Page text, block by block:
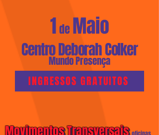
1de Maio
Centro Deborah Colker
Mundo Presença
INGRESSOS GRATUITOS
Movimentos Transversais